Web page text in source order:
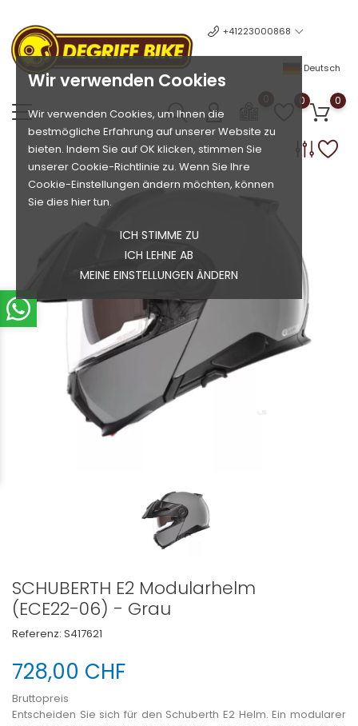
Wir verwenden Cookies
Wir verwenden Cookies, um Ihnen die
bestmögliche Erfahrung auf unserer Website zu
bieten. Indem Sie auf OK klicken, stimmen Sie
unserer Cookie-Richtlinie zu. Wenn Sie Ihre
Cookie-Einstellungen ändern möchten, können
Sie dies hier tun.
ICH STIMME ZU
ICH LEHNE AB
MEINE EINSTELLUNGEN ÄNDERN
+41223000868
Deutsch
0 0
SCHUBERTH E2 Modularhelm
(ECE22-06) - Grau
Referenz: S417621
728,00 CHF
Bruttopreis
Entscheiden Sie sich für den Schuberth E2 Helm. Ein modularer